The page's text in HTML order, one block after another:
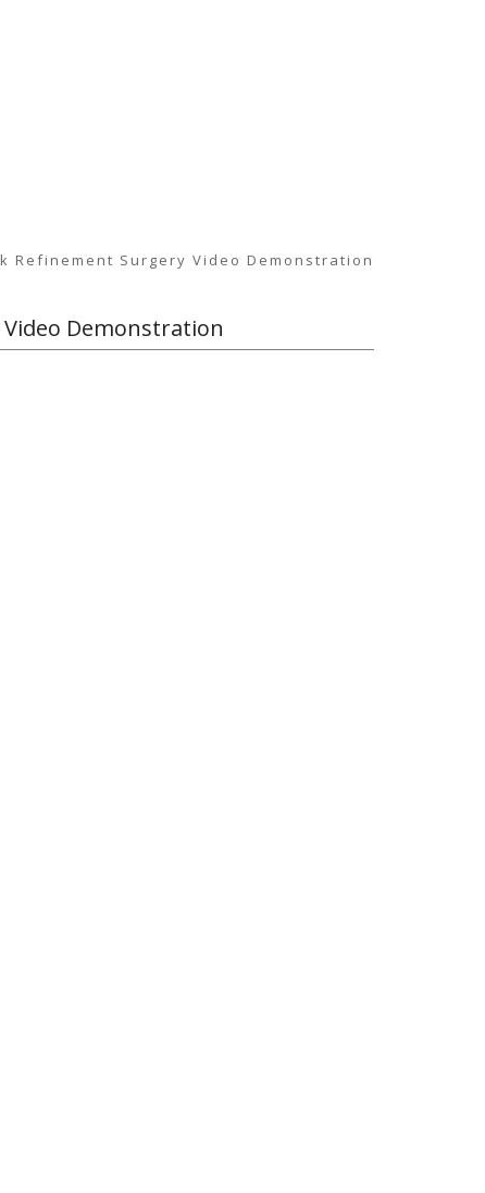
Refinement Surgery Video Demonstration
Video Demonstration